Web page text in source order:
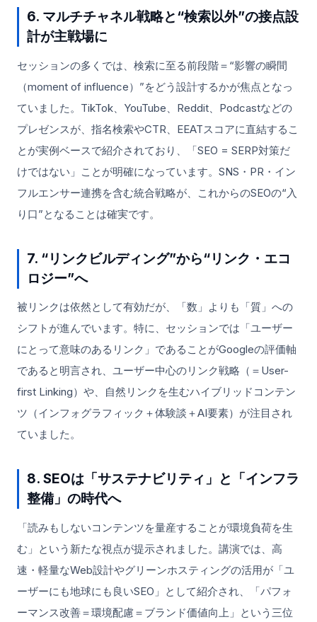
6. マルチチャネル戦略と“検索以外”の接点設
計が主戦場に
セッションの多くでは、検索に至る前段階＝“影響の瞬間
（moment of influence）”をどう設計するかが焦点となっ
ていました。TikTok、YouTube、Reddit、Podcastなどの
プレゼンスが、指名検索やCTR、EEATスコアに直結するこ
とが実例ベースで紹介されており、「SEO = SERP対策だ
けではない」ことが明確になっています。SNS・PR・イン
フルエンサー連携を含む統合戦略が、これからのSEOの“入
り口”となることは確実です。
7. “リンクビルディング”から“リンク・エコ
ロジー”へ
被リンクは依然として有効だが、「数」よりも「質」への
シフトが進んでいます。特に、セッションでは「ユーザー
にとって意味のあるリンク」であることがGoogleの評価軸
であると明言され、ユーザー中心のリンク戦略（＝User-
first Linking）や、自然リンクを生むハイブリッドコンテン
ツ（インフォグラフィック＋体験談＋AI要素）が注目され
ていました。
8. SEOは「サステナビリティ」と「インフラ
整備」の時代へ
「読みもしないコンテンツを量産することが環境負荷を生
む」という新たな視点が提示されました。講演では、高
速・軽量なWeb設計やグリーンホスティングの活用が「ユ
ーザーにも地球にも良いSEO」として紹介され、「パフォ
ーマンス改善＝環境配慮＝ブランド価値向上」という三位